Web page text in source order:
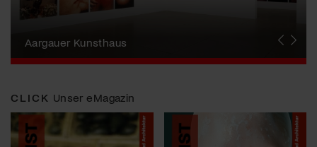
Künstlerin
Aargauer Kunsthaus
Gewerbemuseum Winterthur
Liste Art Fair Basel
Bündner Kunstmuseum
Künstler:innen Portraits
Junge Schweizer Kunst
Vögele Kultur Zentrum
Nidwaldner Museum
Haus für Kunst Uri
CLICK Unser eMagazin